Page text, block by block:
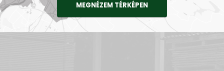
MEGNÉZEM TÉRKÉPEN